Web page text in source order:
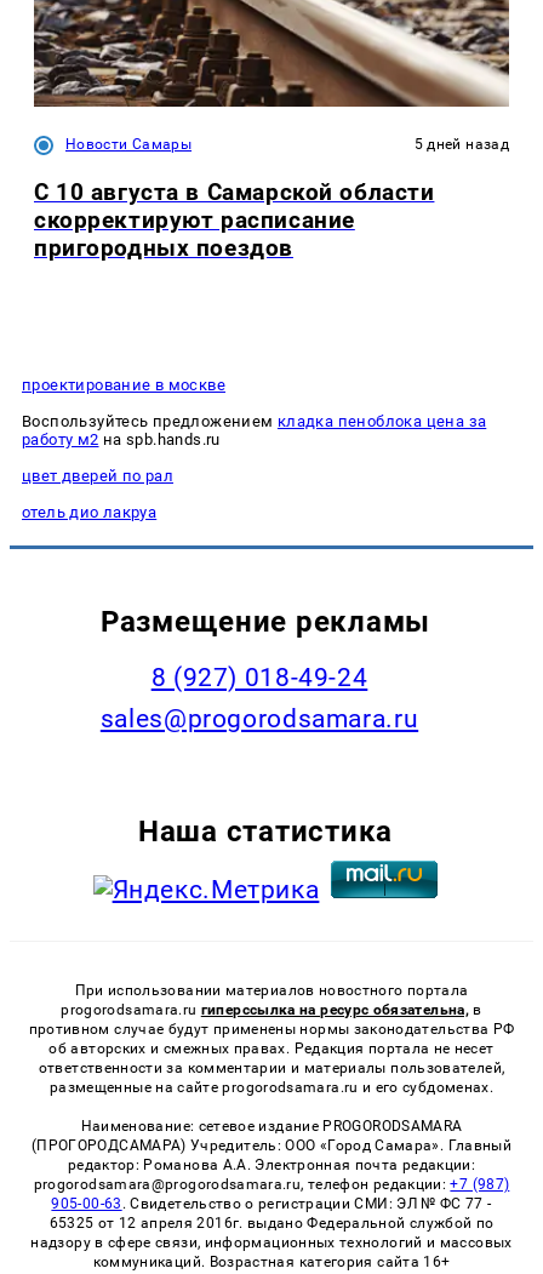
Новости Самары 5 дней назад
С 10 августа в Самарской области
скорректируют расписание
пригородных поездов
проектирование в москве
Воспользуйтесь предложением кладка пеноблока цена за
работу м2 на spb.hands.ru
цвет дверей по рал
отель дио лакруа
Размещение рекламы
8 (927) 018-49-24
sales@progorodsamara.ru
Наша статистика
При использовании материалов новостного портала
progorodsamara.ru гиперссылка на ресурс обязательна, в
противном случае будут применены нормы законодательства РФ
об авторских и смежных правах. Редакция портала не несет
ответственности за комментарии и материалы пользователей,
размещенные на сайте progorodsamara.ru и его субдоменах.
Наименование: сетевое издание PROGORODSAMARA
(ПРОГОРОДСАМАРА) Учредитель: ООО «Город Самара». Главный
редактор: Романова А.А. Электронная почта редакции:
progorodsamara@progorodsamara.ru, телефон редакции:+7 (987)
905-00-63 . Свидетельство о регистрации СМИ: ЭЛ № ФС 77 -
65325 от 12 апреля 2016г. выдано Федеральной службой по
надзору в сфере связи, информационных технологий и массовых
коммуникаций. Возрастная категория сайта 16+